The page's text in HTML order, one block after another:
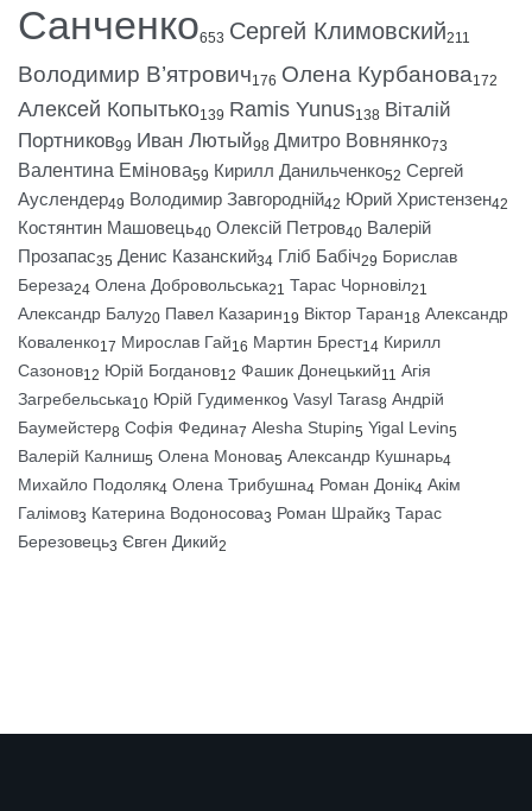
Санченко653 Сергей Климовский211
Володимир В’ятрович176 Олена Курбанова172
Алексей Копытько139 Ramis Yunus138 Віталій
Портников99 Иван Лютый98 Дмитро Вовнянко73
Валентина Емінова59 Кирилл Данильченко52 Сергей
Ауслендер49 Володимир Завгородній42 Юрий Христензен42
Костянтин Машовець40 Олексій Петров40 Валерій
Прозапас35 Денис Казанский34 Гліб Бабіч29 Борислав
Береза24 Олена Добровольська21 Тарас Чорновіл21
Александр Балу20 Павел Казарин19 Віктор Таран18 Александр
Коваленко17 Мирослав Гай16 Мартин Брест14 Кирилл
Сазонов12 Юрій Богданов12 Фашик Донецький11 Агія
Загребельська10 Юрій Гудименко9 Vasyl Taras8 Андрій
Баумейстер8 Софія Федина7 Alesha Stupin5 Yigal Levin5
Валерій Калниш5 Олена Монова5 Александр Кушнарь4
Михайло Подоляк4 Олена Трибушна4 Роман Донік4 Акім
Галімов3 Катерина Водоносова3 Роман Шрайк3 Тарас
Березовець3 Євген Дикий2